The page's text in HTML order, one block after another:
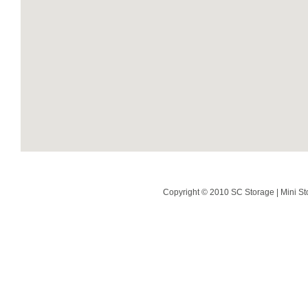
Copyright © 2010 SC Storage | Mini